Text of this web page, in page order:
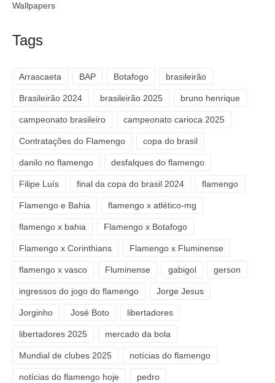
Wallpapers
Tags
Arrascaeta BAP Botafogo brasileirão
Brasileirão 2024 brasileirão 2025 bruno henrique
campeonato brasileiro campeonato carioca 2025
Contratações do Flamengo copa do brasil
danilo no flamengo desfalques do flamengo
Filipe Luís final da copa do brasil 2024 flamengo
Flamengo e Bahia flamengo x atlético-mg
flamengo x bahia Flamengo x Botafogo
Flamengo x Corinthians Flamengo x Fluminense
flamengo x vasco Fluminense gabigol gerson
ingressos do jogo do flamengo Jorge Jesus
Jorginho José Boto libertadores
libertadores 2025 mercado da bola
Mundial de clubes 2025 notícias do flamengo
notícias do flamengo hoje pedro